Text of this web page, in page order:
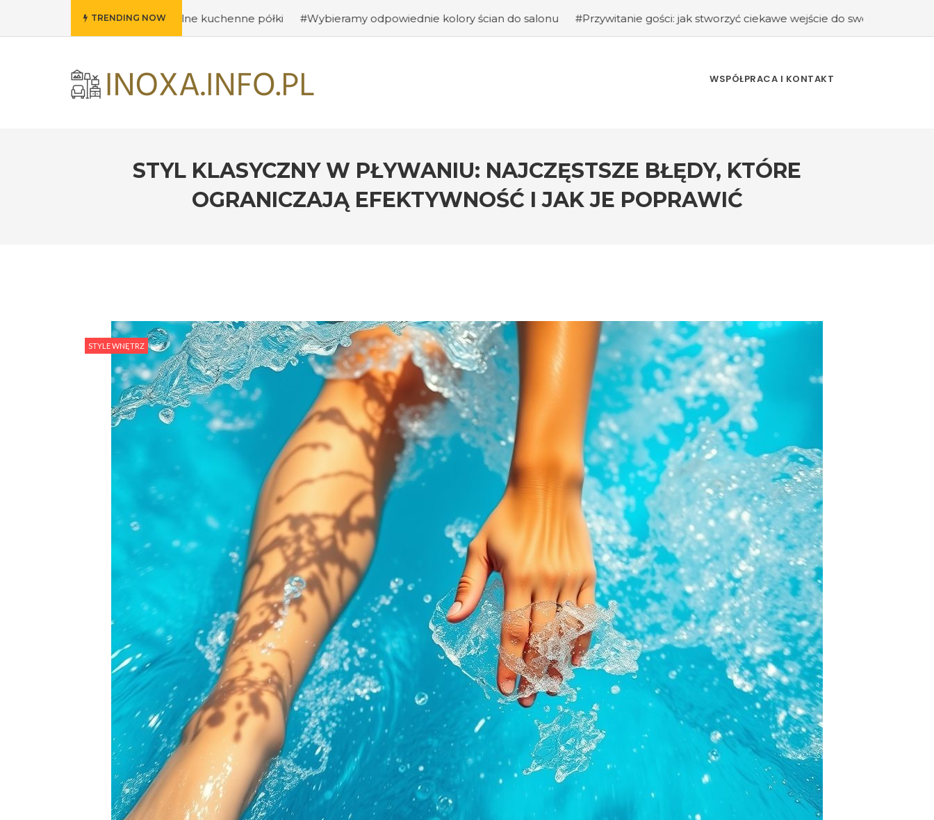
TRENDING NOW
na oryginalne kuchenne półki #Wybieramy odpowiednie kolory ścian do salonu #Przywitanie gości: jak stworzyć ciekawe wejście do swojego domu? #Kuchnia retro
WSPÓŁPRACA I KONTAKT
STYL KLASYCZNY W PŁYWANIU: NAJCZĘSTSZE BŁĘDY, KTÓRE
OGRANICZAJĄ EFEKTYWNOŚĆ I JAK JE POPRAWIĆ
STYLE WNĘTRZ